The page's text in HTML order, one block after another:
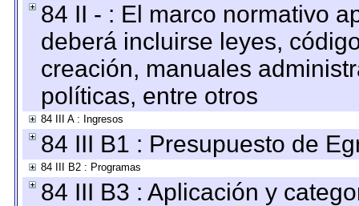
84 II - : El marco normativo
deberá incluirse leyes,
creación, manuales
políticas, entre otros
84 III A : Ingresos
84 III B1 : Presupuesto de
84 III B2 : Programas
84 III B3 : Aplicación y